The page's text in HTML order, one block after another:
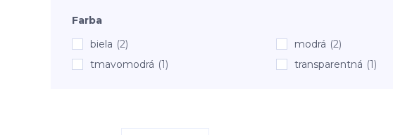
Farba
biela (2) modrá (2)
tmavomodrá (1) transparentná (1)